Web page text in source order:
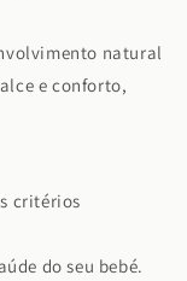
natural
e conforto,
critérios
do seu bebé.